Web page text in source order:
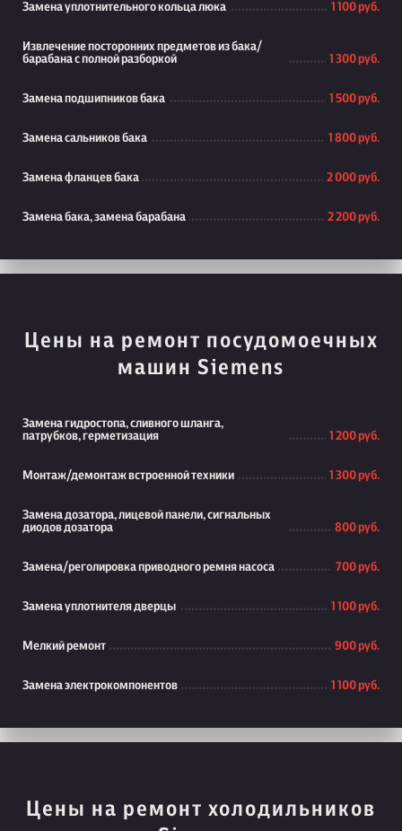
Замена уплотнительного кольца люка 1 100 руб.
Извлечение посторонних предметов из бака/
барабана с полной разборкой
1 300 руб.
Замена подшипников бака 1 500 руб.
Замена сальников бака 1 800 руб.
Замена фланцев бака 2 000 руб.
Замена бака, замена барабана 2 200 руб.
Цены на ремонт посудомоечных
машин Siemens
Замена гидростопа, сливного шланга,
патрубков, герметизация
1 200 руб.
Монтаж/демонтаж встроенной техники 1 300 руб.
Замена дозатора, лицевой панели, сигнальных
диодов дозатора
800 руб.
Замена/реголировка приводного ремня насоса 700 руб.
Замена уплотнителя дверцы 1 100 руб.
Мелкий ремонт 900 руб.
Замена электрокомпонентов 1 100 руб.
Цены на ремонт холодильников